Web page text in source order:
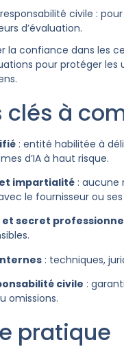
civile :
d’évaluation.
la confiance dans les
pour protéger les
clés à
: entité habilitée à
d’IA à haut risque.
impartialité : aucune
le fournisseur ou
secret
: techniques,
civile :
omissions.
pratique